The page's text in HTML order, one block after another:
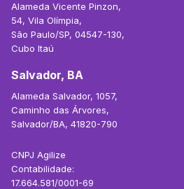
Alameda Vicente Pinzon,
54, Vila Olímpia,
São Paulo/SP, 04547-130,
Cubo Itaú
Salvador, BA
Alameda Salvador, 1057,
Caminho das Árvores,
Salvador/BA, 41820-790
CNPJ Agilize
Contabilidade:
17.664.581/0001-69